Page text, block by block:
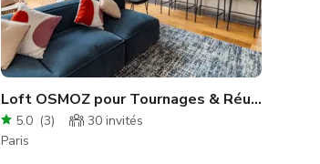
natures mortes, portraits, interviews,
éditoriau
Loft OSMOZ pour Tournages & Réunions - Marais
5.0 (3) 30 invités
Paris